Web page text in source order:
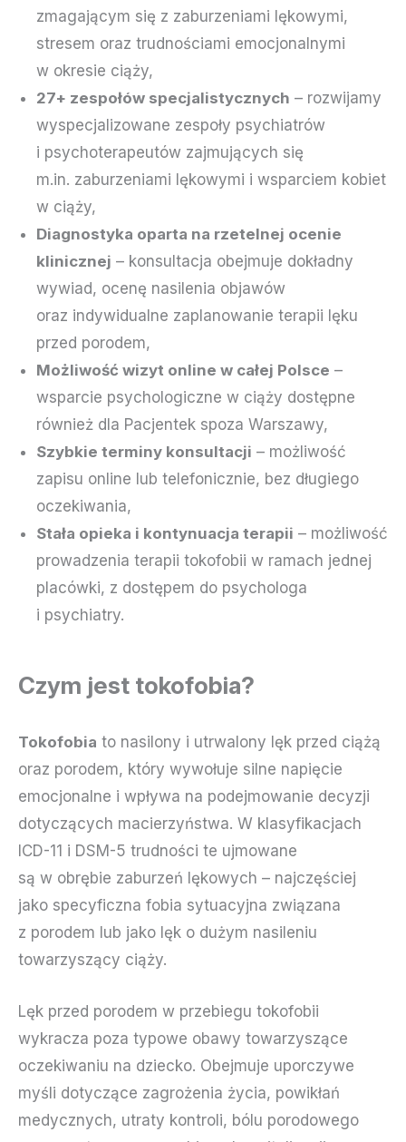
zmagającym się z zaburzeniami lękowymi,
stresem oraz trudnościami emocjonalnymi
w okresie ciąży,
27+ zespołów specjalistycznych – rozwijamy
wyspecjalizowane zespoły psychiatrów
i psychoterapeutów zajmujących się
m.in. zaburzeniami lękowymi i wsparciem kobiet
w ciąży,
Diagnostyka oparta na rzetelnej ocenie
klinicznej – konsultacja obejmuje dokładny
wywiad, ocenę nasilenia objawów
oraz indywidualne zaplanowanie terapii lęku
przed porodem,
Możliwość wizyt online w całej Polsce –
wsparcie psychologiczne w ciąży dostępne
również dla Pacjentek spoza Warszawy,
Szybkie terminy konsultacji – możliwość
zapisu online lub telefonicznie, bez długiego
oczekiwania,
Stała opieka i kontynuacja terapii – możliwość
prowadzenia terapii tokofobii w ramach jednej
placówki, z dostępem do psychologa
i psychiatry.
Czym jest tokofobia?
Tokofobia to nasilony i utrwalony lęk przed ciążą
oraz porodem, który wywołuje silne napięcie
emocjonalne i wpływa na podejmowanie decyzji
dotyczących macierzyństwa. W klasyfikacjach
ICD-11 i DSM-5 trudności te ujmowane
są w obrębie zaburzeń lękowych – najczęściej
jako specyficzna fobia sytuacyjna związana
z porodem lub jako lęk o dużym nasileniu
towarzyszący ciąży.
Lęk przed porodem w przebiegu tokofobii
wykracza poza typowe obawy towarzyszące
oczekiwaniu na dziecko. Obejmuje uporczywe
myśli dotyczące zagrożenia życia, powikłań
medycznych, utraty kontroli, bólu porodowego